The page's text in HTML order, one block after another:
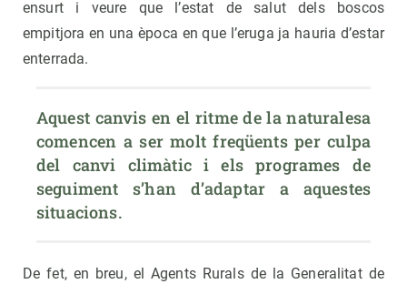
ensurt i veure que l’estat de salut dels boscos
empitjora en una època en que l’eruga ja hauria d’estar
enterrada.
Aquest canvis en el ritme de la naturalesa
comencen a ser molt freqüents per culpa
del canvi climàtic i els programes de
seguiment s’han d’adaptar a aquestes
situacions.
De fet, en breu, el Agents Rurals de la Generalitat de